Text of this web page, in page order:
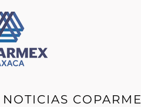
NOTICIAS